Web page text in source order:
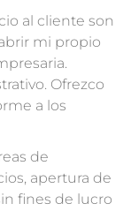
al cliente son
mi propio
Ofrezco
a los
de
apertura de
fines de lucro